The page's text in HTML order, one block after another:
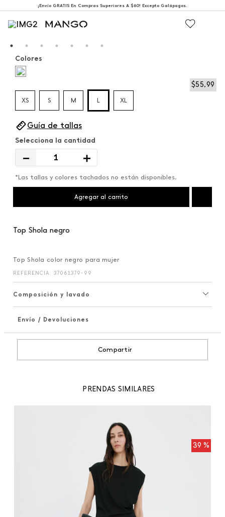
¡Envío GRATIS En Compras Superiores A $60! Excepto Galápagos.
$55,99
Colores
XS S M L XL
Guía de tallas
＋
－
*Las tallas y colores tachados no están disponibles.
Agregar al carrito
Top Shola negro
Top Shola color negro para mujer
REFERENCIA : 37061379-99
Composición y lavado
Envío / Devoluciones
Compartir
PRENDAS SIMILARES
39 %